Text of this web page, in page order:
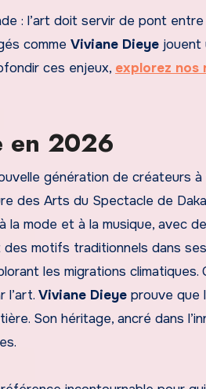
: l’art doit servir de pont
comme Viviane Dieye jouent
ces enjeux, explorez nos
en 2026
génération de créateurs
des Arts du Spectacle de
la mode et à la musique, avec
motifs traditionnels dans
les migrations
l’art. Viviane Dieye prouve que
Son héritage, ancré dans